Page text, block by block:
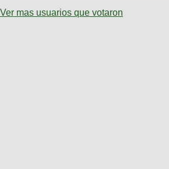
Ver mas usuarios que votaron